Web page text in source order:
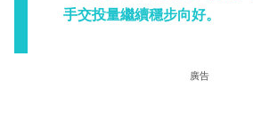
手交投量繼續穩步向好。
廣告